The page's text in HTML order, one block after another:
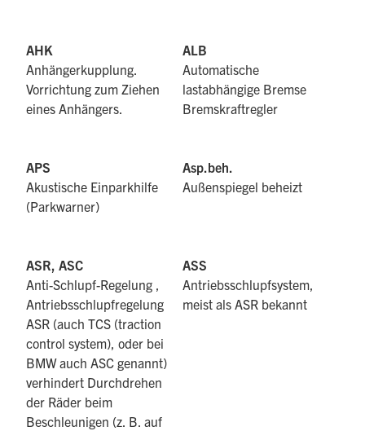
AHK
Anhängerkupplung.
Vorrichtung zum Ziehen
eines Anhängers.
ALB
Automatische
lastabhängige Bremse
Bremskraftregler
APS
Akustische Einparkhilfe
(Parkwarner)
Asp.beh.
Außenspiegel beheizt
ASR, ASC
Anti-Schlupf-Regelung ,
Antriebsschlupfregelung
ASR (auch TCS (traction
control system), oder bei
BMW auch ASC genannt)
verhindert Durchdrehen
der Räder beim
Beschleunigen (z. B. auf
ASS
Antriebsschlupfsystem,
meist als ASR bekannt